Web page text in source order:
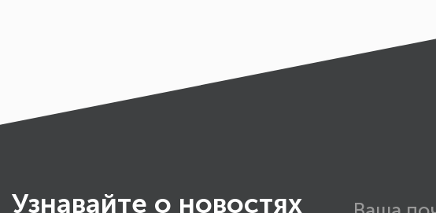
Узнавайте о новостях